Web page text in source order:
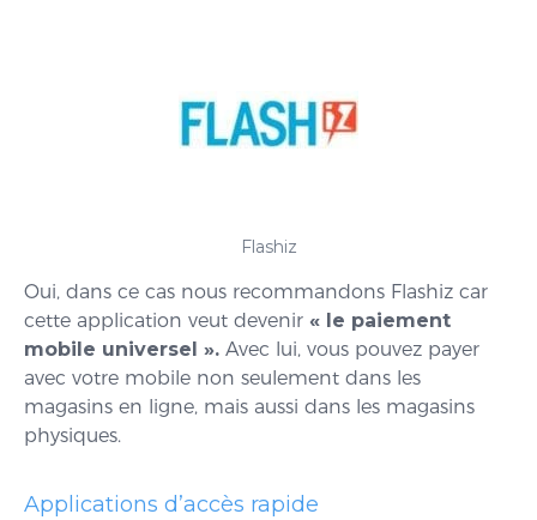
Flashiz
Oui, dans ce cas nous recommandons Flashiz car
cette application veut devenir « le paiement
mobile universel ». Avec lui, vous pouvez payer
avec votre mobile non seulement dans les
magasins en ligne, mais aussi dans les magasins
physiques.
Applications d’accès rapide